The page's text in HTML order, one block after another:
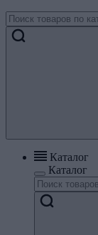
Каталог
Каталог